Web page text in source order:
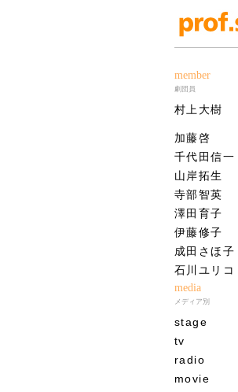
member
劇団員
村上大樹
加藤啓
千代田信一
山岸拓生
寺部智英
澤田育子
伊藤修子
成田さほ子
石川ユリコ
media
メディア別
stage
tv
radio
movie